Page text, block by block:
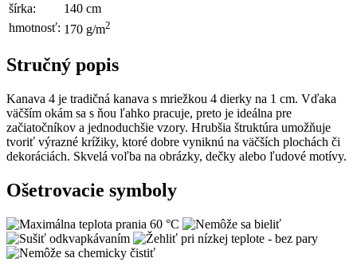
šírka:
140 cm
hmotnosť: 170 g/m2
Stručný popis
Kanava 4 je tradičná kanava s mriežkou 4 dierky na 1 cm. Vďaka
väčším okám sa s ňou ľahko pracuje, preto je ideálna pre
začiatočníkov a jednoduchšie vzory. Hrubšia štruktúra umožňuje
tvoriť výrazné krížiky, ktoré dobre vyniknú na väčších plochách či
dekoráciách. Skvelá voľba na obrázky, dečky alebo ľudové motívy.
Ošetrovacie symboly